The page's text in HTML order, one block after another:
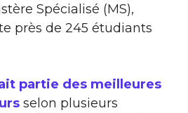
Spécialisé (MS),
près de 245 étudiants
partie des meilleures
selon plusieurs